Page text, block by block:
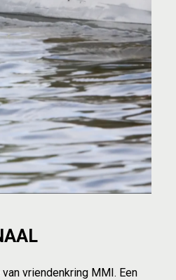
vriendenkring MMI. Een